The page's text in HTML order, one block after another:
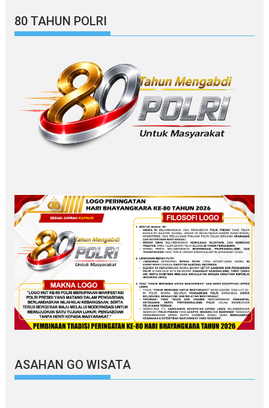
80 TAHUN POLRI
ASAHAN GO WISATA